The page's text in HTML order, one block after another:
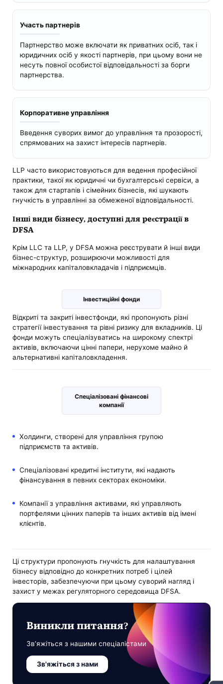
Участь партнерів
Партнерство може включати як приватних осіб, так і
юридичних осіб у якості партнерів, при цьому вони не
несуть повної особистої відповідальності за борги
партнерства.
Корпоративне управління
Введення суворих вимог до управління та прозорості,
спрямованих на захист інтересів партнерів.
LLP часто використовуються для ведення професійної
практики, такої як юридичні чи бухгалтерські сервіси, а
також для стартапів і сімейних бізнесів, які шукають
гнучкість в управлінні за обмеженої відповідальності.
Інші види бізнесу, доступні для реєстрації в
DFSA
Крім LLC та LLP, у DFSA можна реєструвати й інші види
бізнес-структур, розширюючи можливості для
міжнародних капіталовкладачів і підприємців.
Інвестиційні фонди
Відкриті та закриті інвестфонди, які пропонують різні
стратегії інвестування та рівні ризику для вкладників. Ці
фонди можуть спеціалізуватись на широкому спектрі
активів, включаючи цінні папери, нерухоме майно й
альтернативні капіталовкладення.
Спеціалізовані фінансові
компанії
Холдинги, створені для управління групою
підприємств та активів.
Спеціалізовані кредитні інститути, які надають
фінансування в певних секторах економіки.
Компанії з управління активами, які управляють
портфелями цінних паперів та інших активів від імені
клієнтів.
Ці структури пропонують гнучкість для налаштування
бізнесу відповідно до конкретних потреб і цілей
інвесторів, забезпечуючи при цьому суворий нагляд і
захист у межах регуляторного середовища DFSA.
Виникли питання?
Зв’яжіться з нашими спеціалістами
Зв'яжіться з нами